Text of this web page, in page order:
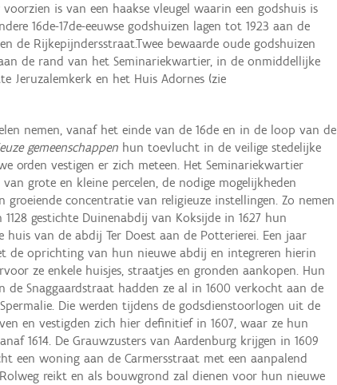
voorzien is van een haakse vleugel waarin een godshuis is
16de-17de-eeuwse godshuizen lagen tot 1923 aan de
de Rijkepijndersstraat.Twee bewaarde oude godshuizen
de rand van het Seminariekwartier, in de onmiddellijke
Jeruzalemkerk en het Huis Adornes (zie
nemen, vanaf het einde van de 16de en in de loop van de
gemeenschappen hun toevlucht in de veilige stedelijke
orden vestigen er zich meteen. Het Seminariekwartier
grote en kleine percelen, de nodige mogelijkheden
groeiende concentratie van religieuze instellingen. Zo nemen
gestichte Duinenabdij van Koksijde in 1627 hun
van de abdij Ter Doest aan de Potterierei. Een jaar
de oprichting van hun nieuwe abdij en integreren hierin
ze enkele huisjes, straatjes en gronden aankopen. Hun
de Snaggaardstraat hadden ze al in 1600 verkocht aan de
Die werden tijdens de godsdienstoorlogen uit de
en vestigden zich hier definitief in 1607, waar ze hun
1614. De Grauwzusters van Aardenburg krijgen in 1609
een woning aan de Carmersstraat met een aanpalend
reikt en als bouwgrond zal dienen voor hun nieuwe